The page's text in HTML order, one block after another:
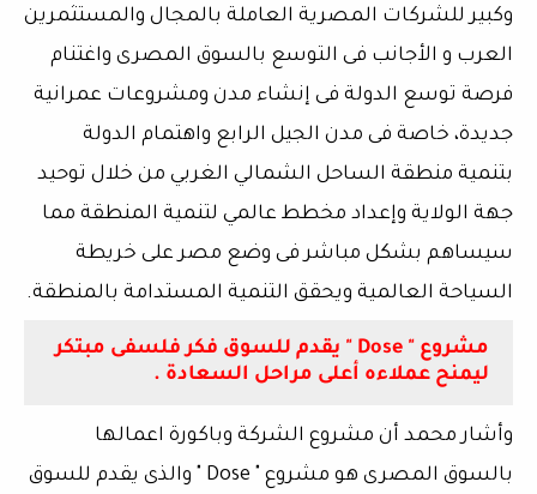
وكبير للشركات المصرية العاملة بالمجال والمستثمرين
العرب و الأجانب فى التوسع بالسوق المصرى واغتنام
فرصة توسع الدولة فى إنشاء مدن ومشروعات عمرانية
جديدة، خاصة فى مدن الجيل الرابع واهتمام الدولة
بتنمية منطقة الساحل الشمالي الغربي من خلال توحيد
جهة الولاية وإعداد مخطط عالمي لتنمية المنطقة مما
سيساهم بشكل مباشر فى وضع مصر على خريطة
السياحة العالمية ويحقق التنمية المستدامة بالمنطقة.
مشروع " Dose " يقدم للسوق فكر فلسفى مبتكر
ليمنح عملاءه أعلى مراحل السعادة .
وأشار محمد أن مشروع الشركة وباكورة اعمالها
بالسوق المصرى هو مشروع " Dose " والذى يقدم للسوق